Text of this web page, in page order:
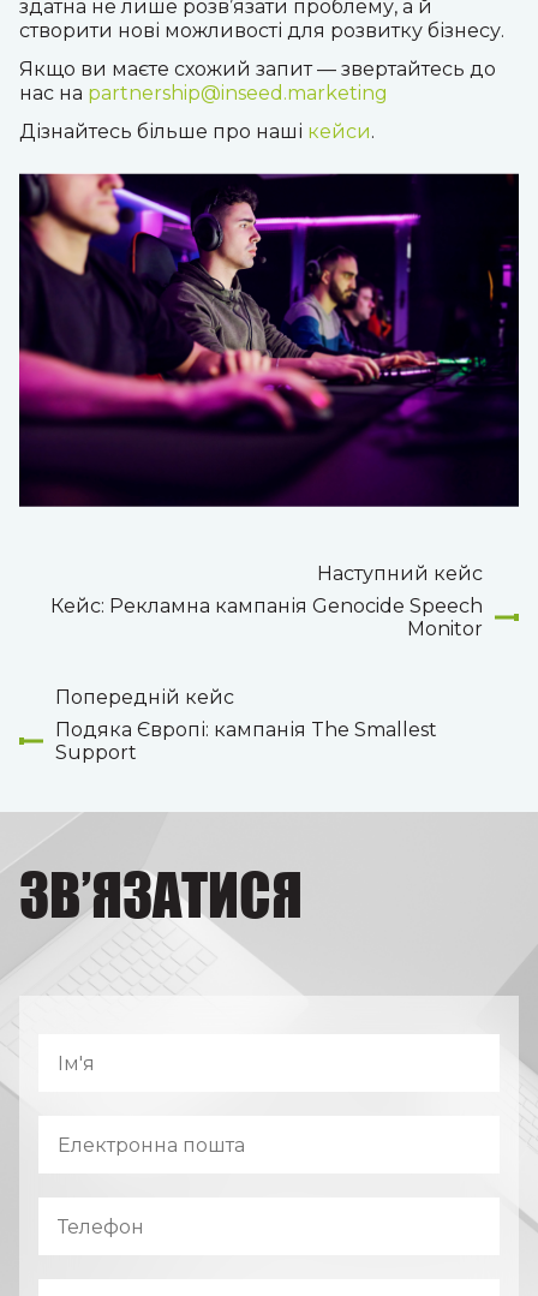
здатна не лише розв’язати проблему, а й
створити нові можливості для розвитку бізнесу.
Якщо ви маєте схожий запит — звертайтесь до
нас на partnership@inseed.marketing
Дізнайтесь більше про наші кейси.
Попередній кейс
Подяка Європі: кампанія The Smallest
Support
Наступний кейс
Кейс: Рекламна кампанія Genocide Speech
Monitor
ЗВ’ЯЗАТИСЯ